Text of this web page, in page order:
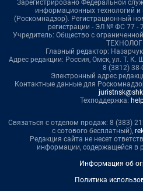
Зарегистрировано Федеральной
информационных технологий
(Роскомнадзор). Регистрационный
регистрации - ЭЛ № ФС 77 -
Учредитель: Общество с
Главный редактор:
Адрес редакции: Россия, Омск, ул. Т. К.
8 (3812) 38-
Электронный адрес
Контактные данные для
Техподдержка:
Связаться с отделом продаж: 8 (383)
с сотового бесплатный),
Редакция сайта не несет
информации, содержащейся в
Информация об
Политика